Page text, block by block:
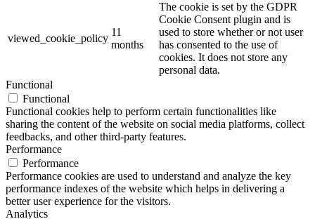
viewed_cookie_policy
11
months
The cookie is set by the GDPR
Cookie Consent plugin and is
used to store whether or not user
has consented to the use of
cookies. It does not store any
personal data.
Functional
Functional
Functional cookies help to perform certain functionalities like
sharing the content of the website on social media platforms, collect
feedbacks, and other third-party features.
Performance
Performance
Performance cookies are used to understand and analyze the key
performance indexes of the website which helps in delivering a
better user experience for the visitors.
Analytics